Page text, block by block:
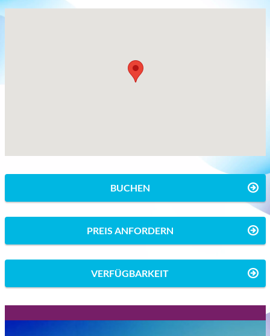
BUCHEN
PREIS ANFORDERN
VERFÜGBARKEIT